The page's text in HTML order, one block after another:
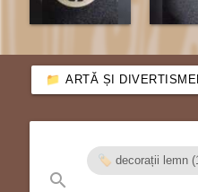
ARTĂ ȘI
search
🏷️ decorații lemn